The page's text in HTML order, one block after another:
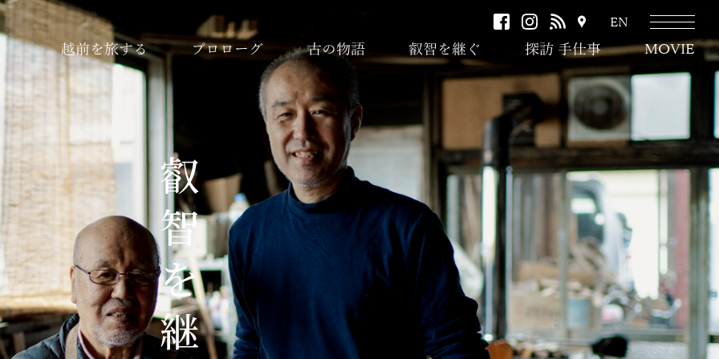
facebookinstagram
RSS
ク
セ
ス
EN
越前を旅する プロローグ 古の物語 叡智を継ぐ 探訪 手仕事 MOVIE